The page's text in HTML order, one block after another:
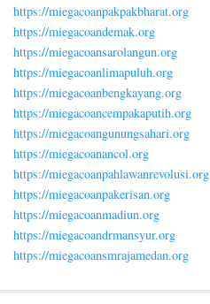
https://miegacoanpakpakbharat.org
https://miegacoandemak.org
https://miegacoansarolangun.org
https://miegacoanlimapuluh.org
https://miegacoanbengkayang.org
https://miegacoancempakaputih.org
https://miegacoangunungsahari.org
https://miegacoanancol.org
https://miegacoanpahlawanrevolusi.org
https://miegacoanpakerisan.org
https://miegacoanmadiun.org
https://miegacoandrmansyur.org
https://miegacoansmrajamedan.org